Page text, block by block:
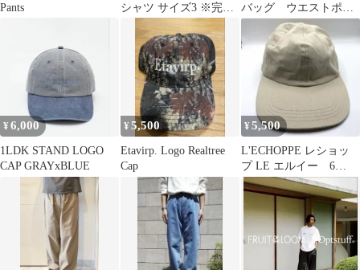
Pants
シャツ サイズ3 ※完売
バッグ ウエストポー
チ 黒ブラック 美
品 2019
¥6,000
1LDK STAND LOGO
CAP GRAYxBLUE
¥5,500
Etavirp. Logo Realtree
Cap
¥5,500
L'ECHOPPE レショッ
プ LE エルイー 6
PANEL CAP キャップ